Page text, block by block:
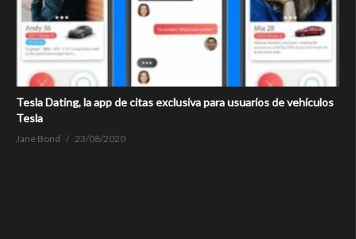
Tesla Dating, la app de citas exclusiva para usuarios de vehículos
Tesla
Jane Bond 23/08/2020